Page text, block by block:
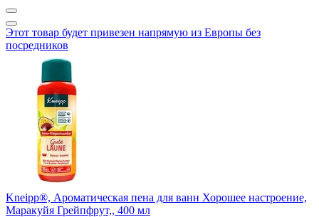
Этот товар будет привезен напрямую из Европы без
посредников
Kneipp®, Ароматическая пена для ванн Хорошее настроение,
Маракуйя Грейпфрут,, 400 мл